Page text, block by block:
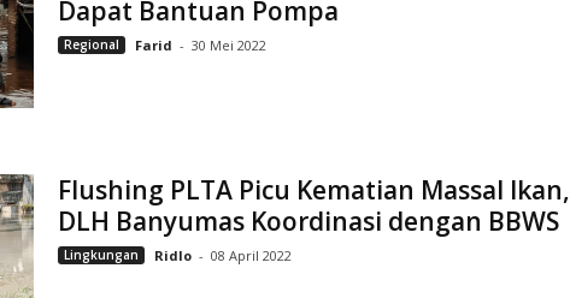
Dapat Bantuan Pompa
Regional Farid - 30 Mei 2022
Flushing PLTA Picu Kematian Massal Ikan,
DLH Banyumas Koordinasi dengan BBWS
Lingkungan Ridlo - 08 April 2022